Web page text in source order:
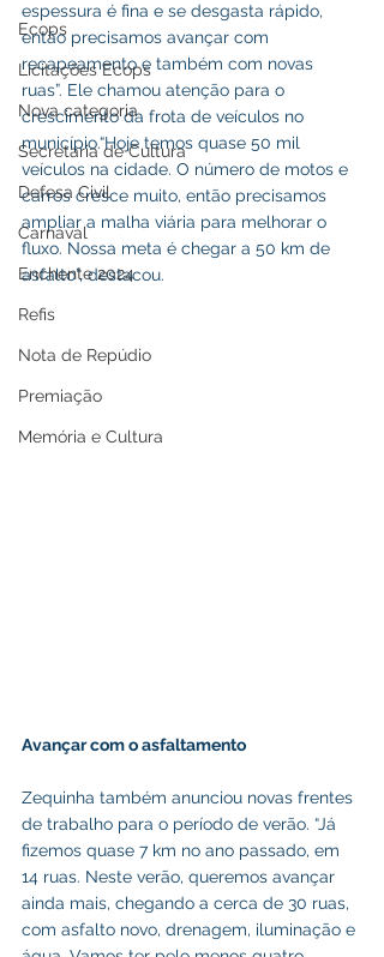
Ecops
Licitações Ecops
Nova categoria
Secretaria de Cultura
Defesa Civil
Carnaval
Enchente 2024
Refis
Nota de Repúdio
Premiação
Memória e Cultura
espessura é fina e se desgasta rápido,
então precisamos avançar com
recapeamento e também com novas
ruas”. Ele chamou atenção para o
crescimento da frota de veículos no
município.“Hoje temos quase 50 mil
veículos na cidade. O número de motos e
carros cresce muito, então precisamos
ampliar a malha viária para melhorar o
fluxo. Nossa meta é chegar a 50 km de
asfalto”, destacou.
Avançar com o asfaltamento
Zequinha também anunciou novas frentes
de trabalho para o período de verão. “Já
fizemos quase 7 km no ano passado, em
14 ruas. Neste verão, queremos avançar
ainda mais, chegando a cerca de 30 ruas,
com asfalto novo, drenagem, iluminação e